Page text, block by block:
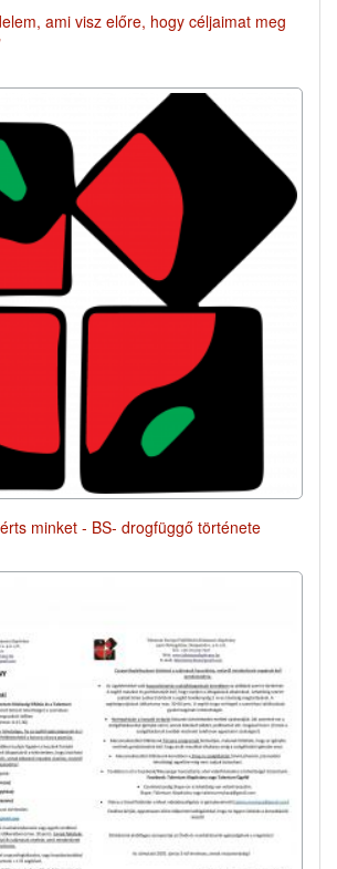
ami visz előre, hogy céljaimat meg
minket - BS- drogfüggő története